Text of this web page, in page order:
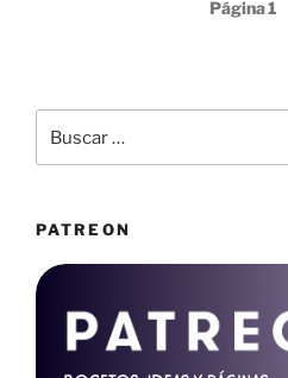
Página1
por:
PATREON